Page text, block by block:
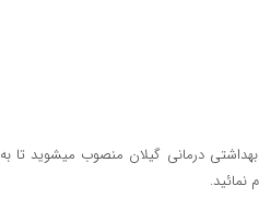
درمانی گیلان منصوب می­شوید تا به
نمائید.